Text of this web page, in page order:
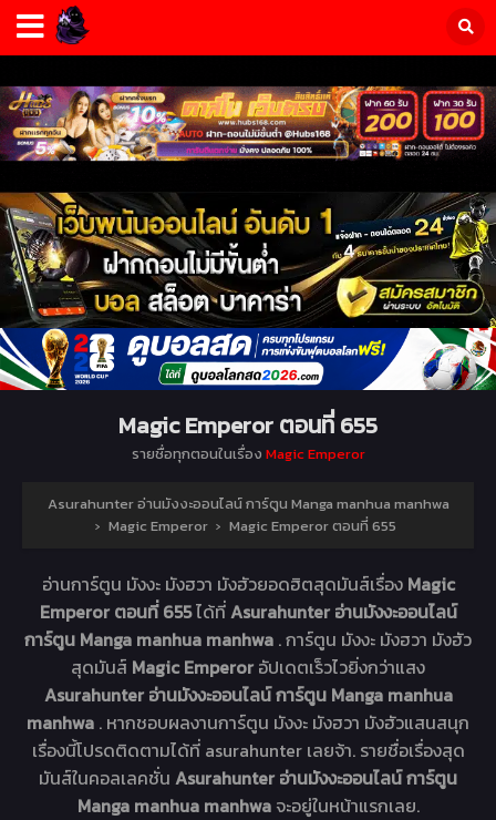
Magic Emperor ตอนที่ 655
รายชื่อทุกตอนในเรื่อง Magic Emperor
Asurahunter อ่านมังงะออนไลน์ การ์ตูน Manga manhua manhwa
› Magic Emperor › Magic Emperor ตอนที่ 655
อ่านการ์ตูน มังงะ มังฮวา มังฮัวยอดฮิตสุดมันส์เรื่อง Magic
Emperor ตอนที่ 655ได้ที่Asurahunter อ่านมังงะออนไลน์
การ์ตูน Manga manhua manhwa . การ์ตูน มังงะ มังฮวา มังฮัว
สุดมันส์ Magic Emperor อัปเดตเร็วไวยิ่งกว่าแสง
Asurahunter อ่านมังงะออนไลน์ การ์ตูน Manga manhua
manhwa . หากชอบผลงานการ์ตูน มังงะ มังฮวา มังฮัวแสนสนุก
เรื่องนี้โปรดติดตามได้ที่ asurahunter เลยจ้า. รายชื่อเรื่องสุด
มันส์ในคอลเลคชั่น Asurahunter อ่านมังงะออนไลน์ การ์ตูน
Manga manhua manhwa จะอยู่ในหน้าแรกเลย.